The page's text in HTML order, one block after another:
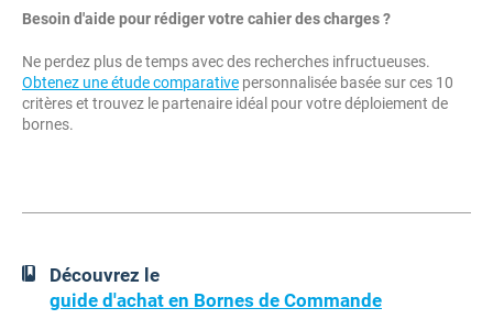
Besoin d'aide pour rédiger votre cahier des charges ?
Ne perdez plus de temps avec des recherches infructueuses.
Obtenez une étude comparative personnalisée basée sur ces 10
critères et trouvez le partenaire idéal pour votre déploiement de
bornes.
Découvrez le
guide d'achat en Bornes de Commande